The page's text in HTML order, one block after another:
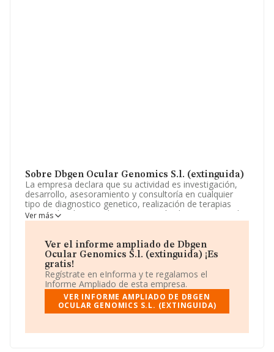
Sobre Dbgen Ocular Genomics S.l. (extinguida)
La empresa declara que su actividad es investigación,
desarrollo, asesoramiento y consultoría en cualquier
tipo de diagnostico genetico, realización de terapias
personalizadas y cualquier prestación de servicio en el
ambito descrito, etc. La empresa aparece inscrita en el
actividad CNAE como '%cnae%', código 7210. La
empresa no tiene actividad en mercados exteriores.
En el último año el número de empleados ha
permanecido igual y atendiendo a los datos disponibles
en INFORMA, el número de empleados de la compañía
ha estado por debajo de la media de sector.
del teléfono 934035536 y puedes visitar su sitio web:
Ver más
Ver el informe ampliado de Dbgen
Ocular Genomics S.l. (extinguida) ¡Es
gratis!
Regístrate en eInforma y te regalamos el
Informe Ampliado de esta empresa.
VER INFORME AMPLIADO DE DBGEN
OCULAR GENOMICS S.L. (EXTINGUIDA)